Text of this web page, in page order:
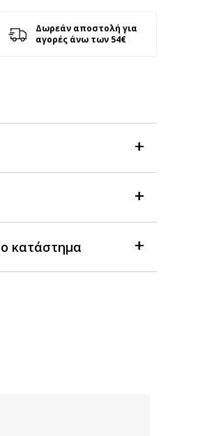
Δωρεάν αποστολή για
αγορές άνω των 54€
κατάστημα